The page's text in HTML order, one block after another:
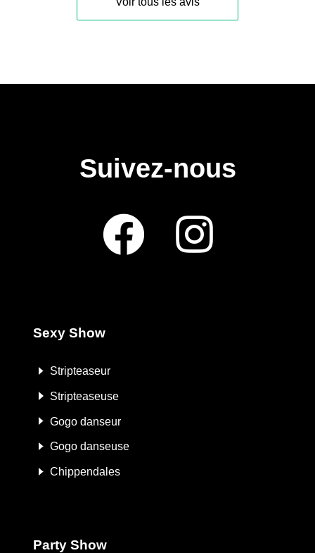
Suivez-nous
Sexy Show
Stripteaseur
Stripteaseuse
Gogo danseur
Gogo danseuse
Chippendales
Party Show